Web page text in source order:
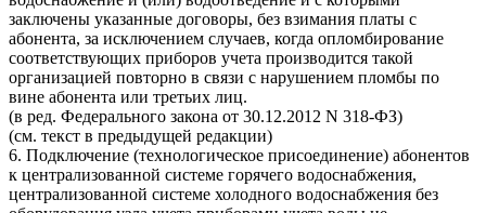
заключены указанные договоры, без взимания платы с
абонента, за исключением случаев, когда опломбирование
соответствующих приборов учета производится такой
организацией повторно в связи с нарушением пломбы по
вине абонента или третьих лиц.
(в ред. Федерального закона от 30.12.2012 N 318-ФЗ)
(см. текст в предыдущей редакции)
6. Подключение (технологическое присоединение) абонентов
к централизованной системе горячего водоснабжения,
централизованной системе холодного водоснабжения без